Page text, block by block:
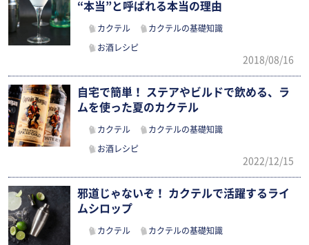
“本当”と呼ばれる本当の理由
カクテル カクテルの基礎知識
お酒レシピ
2018/08/16
自宅で簡単！ ステアやビルドで飲める、ラ
ムを使った夏のカクテル
カクテル カクテルの基礎知識
お酒レシピ
2022/12/15
邪道じゃないぞ！ カクテルで活躍するライ
ムシロップ
カクテル カクテルの基礎知識